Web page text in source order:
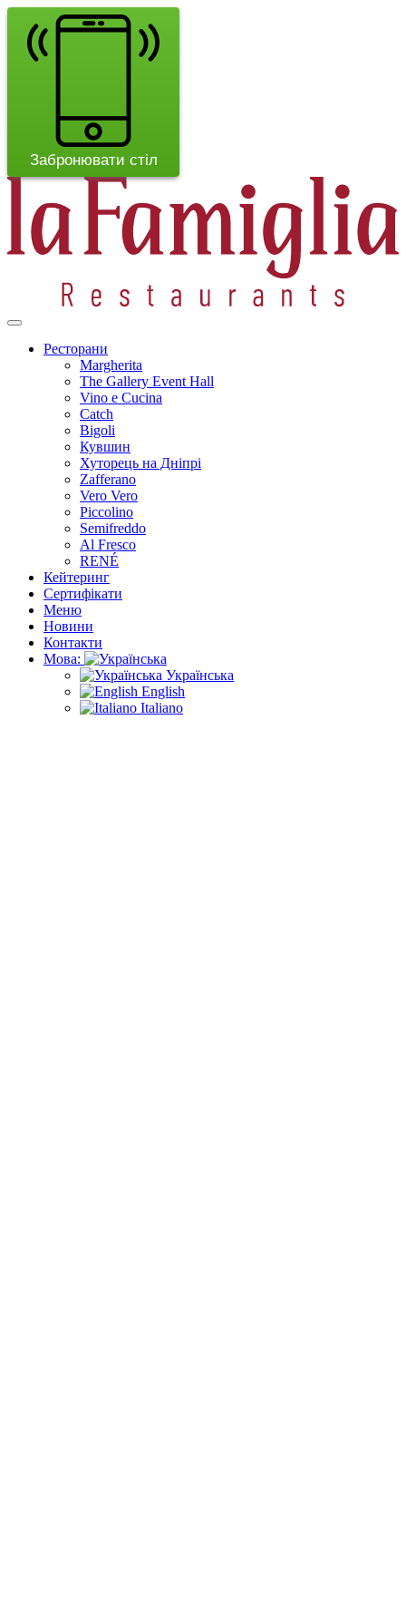
Забронювати стіл
Ресторани
Margherita
The Gallery Event Hall
Vino e Cucina
Catch
Bigoli
Кувшин
Хуторець на Дніпрі
Zafferano
Vero Vero
Piccolino
Semifreddo
Al Fresco
RENÉ
Кейтеринг
Сертифікати
Меню
Новини
Контакти
Мова:
Українська
English
Italiano